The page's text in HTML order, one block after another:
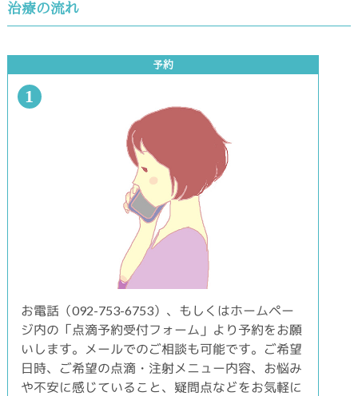
治療の流れ
予約
1
お電話（092-753-6753）、もしくはホームペー
ジ内の「点滴予約受付フォーム」より予約をお願
いします。メールでのご相談も可能です。ご希望
日時、ご希望の点滴・注射メニュー内容、お悩み
や不安に感じていること、疑問点などをお気軽に